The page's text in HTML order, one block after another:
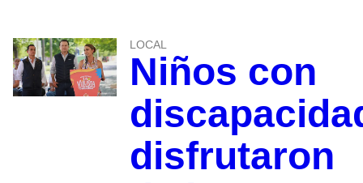
LOCAL
Niños con
disfrutaron